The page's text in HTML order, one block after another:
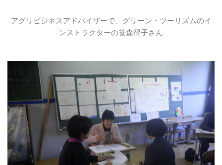
アグリビジネスアドバイザーで、グリーン・ツーリズムのイ
ンストラクターの笹森得子さん